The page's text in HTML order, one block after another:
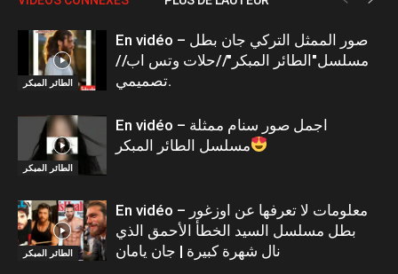
الطائر المبكر
En vidéo – صور الممثل التركي جان بطل
مسلسل"الطائر المبكر"//حلات وتس اب//
تصميمي.
الطائر المبكر
En vidéo – اجمل صور سنام ممثلة
مسلسل الطائر المبكر
الطائر المبكر
En vidéo – معلومات لا تعرفها عن اوزغور
بطل مسلسل السيد الخطأ الأحمق الذي
نال شهرة كبيرة | جان يامان